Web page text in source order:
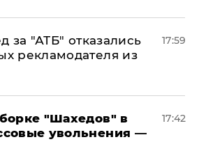
за "АТБ" отказались
рекламодателя из
17:59
"Шахедов" в
увольнения —
17:42